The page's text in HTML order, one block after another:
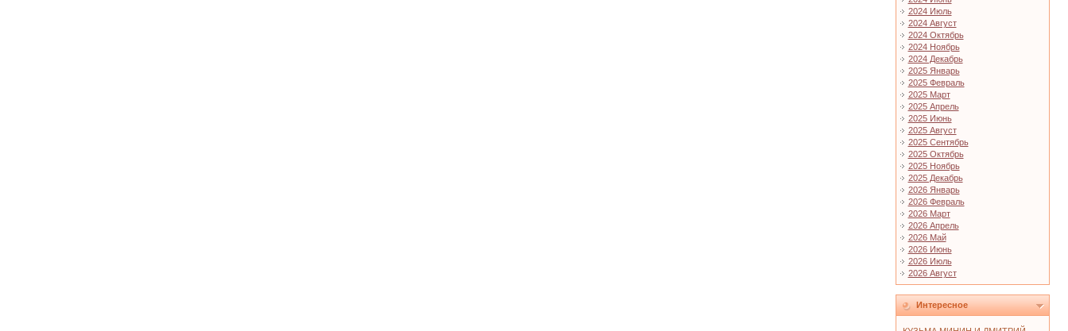
2024 Июль
2024 Август
2024 Октябрь
2024 Ноябрь
2024 Декабрь
2025 Январь
2025 Февраль
2025 Март
2025 Апрель
2025 Июнь
2025 Август
2025 Сентябрь
2025 Октябрь
2025 Ноябрь
2025 Декабрь
2026 Январь
2026 Февраль
2026 Март
2026 Апрель
2026 Май
2026 Июнь
2026 Июль
2026 Август
Интересное